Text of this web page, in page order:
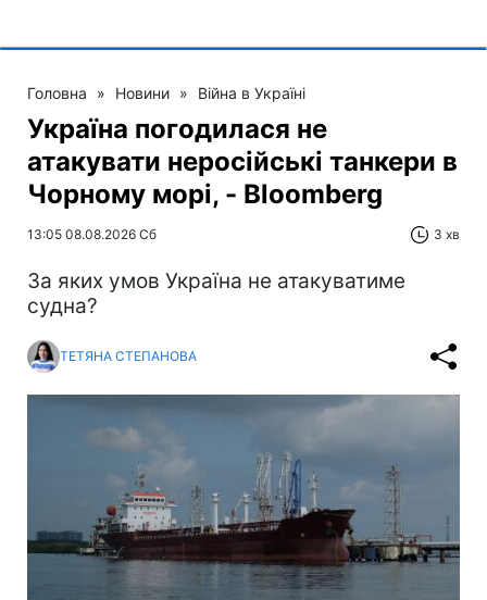
Головна » Новини » Війна в Україні
Україна погодилася не
атакувати неросійські танкери в
Чорному морі, - Bloomberg
13:05 08.08.2026 Сб 3 хв
За яких умов Україна не атакуватиме
судна?
ТЕТЯНА СТЕПАНОВА